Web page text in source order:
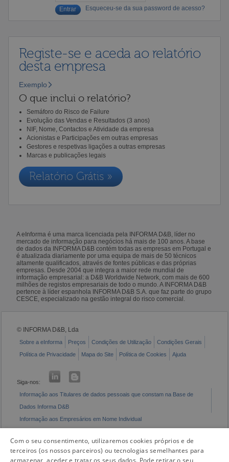
Esqueceu-se da sua password de acesso?
Registe-se e aceda ao relatório
desta empresa
Exemplo
O que inclui o relatório?
Semáforo do Risco de Failure
Evolução das Vendas e Resultados (3 anos)
NIF, Nome, Contactos e Atividade da empresa
Acionistas e Participações em outras empresas
Gestores e respetivas ligações a outras empresas
Marcas e publicações legais
Relatório Grátis »
A eInforma é uma marca licenciada pela INFORMA D&B, líder no
mercado de informação para negócios há mais de 100 anos. A base
de dados da INFORMA D&B contém todas as empresas em Portugal e
é atualizada diariamente por uma equipa de mais de 50 técnicos
altamente qualificados, através de fontes públicas e das próprias
empresas. Desde 2004 que integra a maior rede mundial de
informação empresarial: a D&B Worldwide Network, com mais de 600
milhões de registos empresariais de todo o mundo. A INFORMA D&B
pertence à líder espanhola INFORMA D&B S.A. que faz parte do grupo
CESCE, especializado na gestão integral do risco comercial.
© INFORMA D&B, Lda
Sobre a eInforma Preços Condições de Utilização
Condições Gerais
Política de Privacidade
Mapa do Site Política de Cookies Ajuda
Siga-nos:
Informação aos Titulares de dados pessoais que constam na Base de
Dados Informa D&B
Informação aos Empresários em Nome Individual
Com o seu consentimento, utilizaremos cookies próprios e de
terceiros (os nossos parceiros) ou tecnologias semelhantes para
armazenar, aceder e tratar os seus dados. Pode retirar o seu